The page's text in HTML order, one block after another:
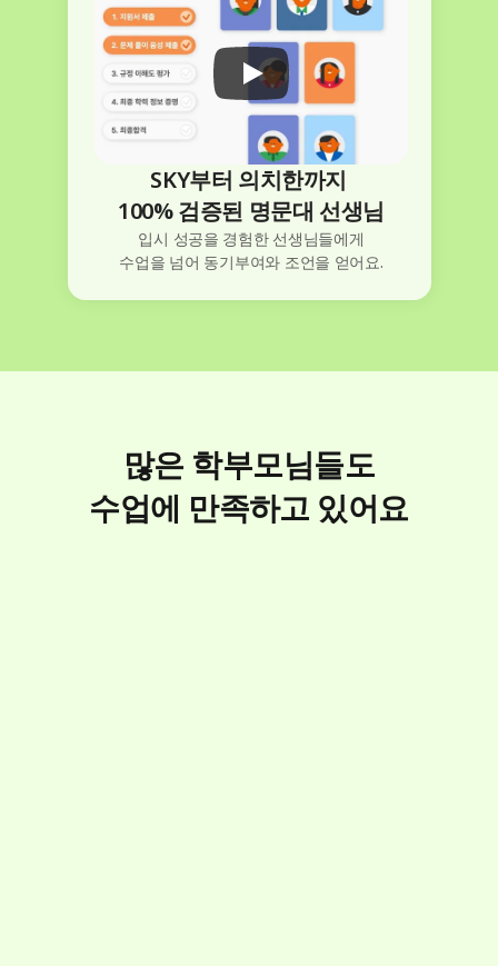
SKY부터 의치한까지
100% 검증된 명문대 선생님
입시 성공을 경험한 선생님들에게
수업을 넘어 동기부여와 조언을 얻어요.
많은 학부모님들도
수업에 만족하고 있어요